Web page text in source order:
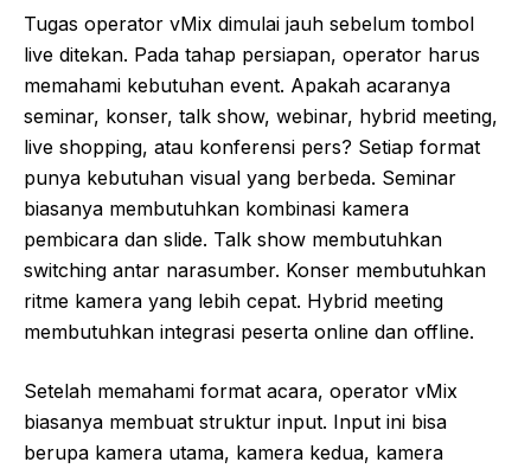
Tugas operator vMix dimulai jauh sebelum tombol
live ditekan. Pada tahap persiapan, operator harus
memahami kebutuhan event. Apakah acaranya
seminar, konser, talk show, webinar, hybrid meeting,
live shopping, atau konferensi pers? Setiap format
punya kebutuhan visual yang berbeda. Seminar
biasanya membutuhkan kombinasi kamera
pembicara dan slide. Talk show membutuhkan
switching antar narasumber. Konser membutuhkan
ritme kamera yang lebih cepat. Hybrid meeting
membutuhkan integrasi peserta online dan offline.
Setelah memahami format acara, operator vMix
biasanya membuat struktur input. Input ini bisa
berupa kamera utama, kamera kedua, kamera